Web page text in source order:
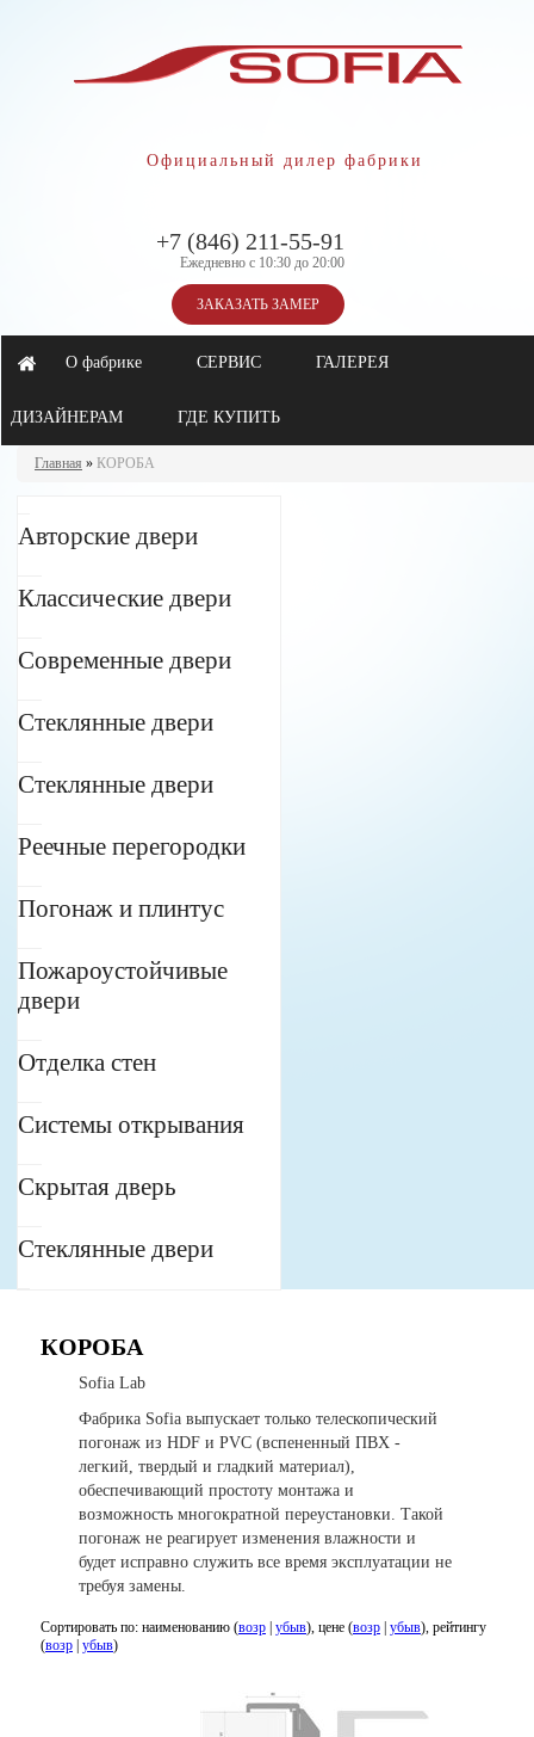
Официальный дилер фабрики
+7 (846) 211-55-91
Ежедневно с 10:30 до 20:00
ЗАКАЗАТЬ ЗАМЕР
О фабрике СЕРВИС ГАЛЕРЕЯ
ДИЗАЙНЕРАМ ГДЕ КУПИТЬ
Главная » КОРОБА
Авторские двери
Классические двери
Современные двери
Стеклянные двери
Стеклянные двери
Реечные перегородки
Погонаж и плинтус
Пожароустойчивые
двери
Отделка стен
Системы открывания
Скрытая дверь
Стеклянные двери
КОРОБА
Sofia Lab
Фабрика Sofia выпускает только телескопический
погонаж из HDF и PVC (вспененный ПВХ -
легкий, твердый и гладкий материал),
обеспечивающий простоту монтажа и
возможность многократной переустановки. Такой
погонаж не реагирует изменения влажности и
будет исправно служить все время эксплуатации не
требуя замены.
Сортировать по: наименованию (возр убыв), цене (возр убыв), рейтингу
(возр убыв)